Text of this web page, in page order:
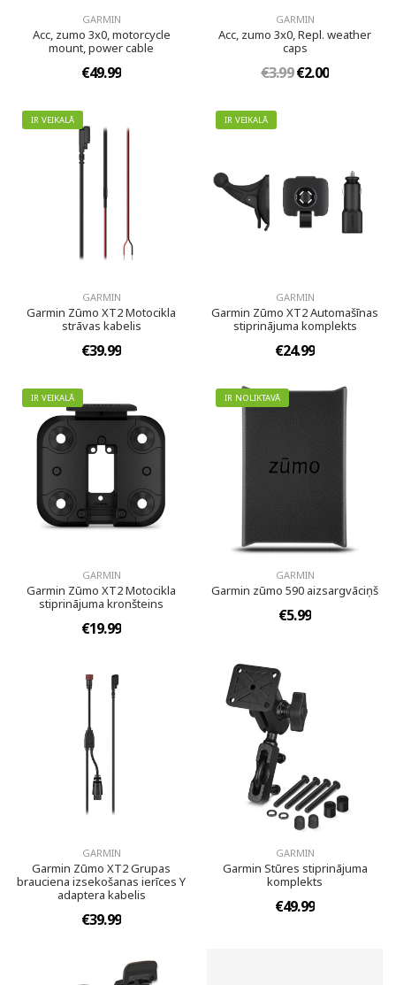
GARMIN
Acc, zumo 3x0, motorcycle
mount, power cable
€49.99
GARMIN
Acc, zumo 3x0, Repl. weather
caps
€3.99€2.00
IR VEIKALĀ
GARMIN
Garmin Zūmo XT2 Motocikla
strāvas kabelis
€39.99
IR VEIKALĀ
GARMIN
Garmin Zūmo XT2 Automašīnas
stiprinājuma komplekts
€24.99
IR VEIKALĀ
GARMIN
Garmin Zūmo XT2 Motocikla
stiprinājuma kronšteins
€19.99
IR NOLIKTAVĀ
GARMIN
Garmin zūmo 590 aizsargvāciņš
€5.99
GARMIN
Garmin Zūmo XT2 Grupas
brauciena izsekošanas ierīces Y
adaptera kabelis
€39.99
GARMIN
Garmin Stūres stiprinājuma
komplekts
€49.99